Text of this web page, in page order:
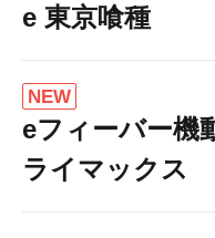
e 東京喰種
NEW
eフィーバー機
ライマックス